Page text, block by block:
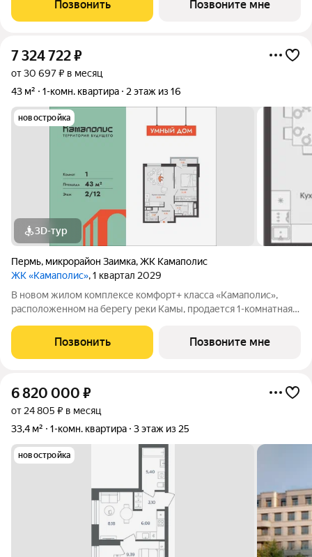
сочетая технологичность, эстетику и
Позвонить Позвоните мне
7 324 722₽
от 30 697 ₽ в месяц
43 м²
1-комн. квартира 2 этаж из 16
новостройка
3D-тур
Пермь, микрорайон Заимка,ЖК Камаполис
ЖК «Камаполис», 1 квартал 2029
В новом жилом комплексе комфорт+ класса «Камаполис»,
расположенном на берегу реки Камы, продается 1-комнатная
этап) доме. Девелопер проекта «Железно». Транспортная
Позвонить Позвоните мне
6 820 000 ₽
от 24 805 ₽ в месяц
33,4 м²
1-комн. квартира 3 этаж из 25
новостройка